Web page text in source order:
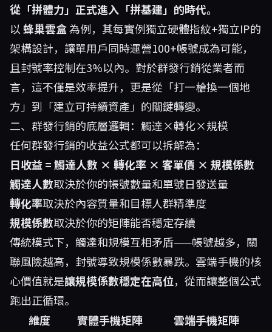
從「拼體力」正式進入「拼基建」的時代。
以 蜂巢雲盒為例，其每實例獨立硬體指紋+獨立IP的
架構設計，讓單用戶同時運營100+帳號成為可能，
且封號率控制在3%以內。對於群發行銷從業者而
言，這不僅是效率提升，更是從「打一槍換一個地
方」到「建立可持續資產」的關鍵轉變。
二、群發行銷的底層邏輯：觸達×轉化×規模
任何群發行銷的收益公式都可以拆解為：
日收益 = 觸達人數 × 轉化率 × 客單價 × 規模係數
觸達人數取決於你的帳號數量和單號日發送量
轉化率取決於內容質量和目標人群精準度
規模係數取決於你的矩陣能否穩定存續
傳統模式下，觸達和規模互相矛盾——帳號越多，關
聯風險越高，封號導致規模係數暴跌。雲端手機的核
心價值就是讓規模係數穩定在高位，從而讓整個公式
跑出正循環。
維度
實體手機矩陣
雲端手機矩陣